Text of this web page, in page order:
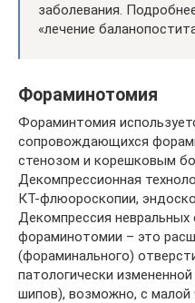
заболевания.
«лечение
Фораминотомия
Фораминтомия
сопровождающихся
стенозом и корешковым
Декомпрессионная
КТ-флюороскопии,
Декомпрессия невральных
фораминотомии – это
(фораминального)
патологически
шипов), возможно, с малой